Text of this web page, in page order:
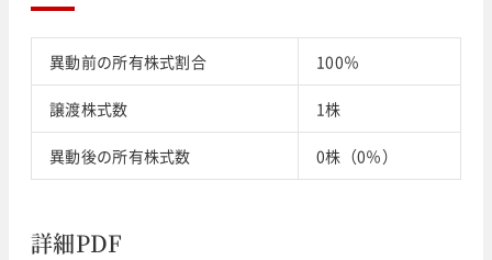
異動前の所有株式割合 100％
譲渡株式数 1株
異動後の所有株式数 0株（0％）
詳細PDF